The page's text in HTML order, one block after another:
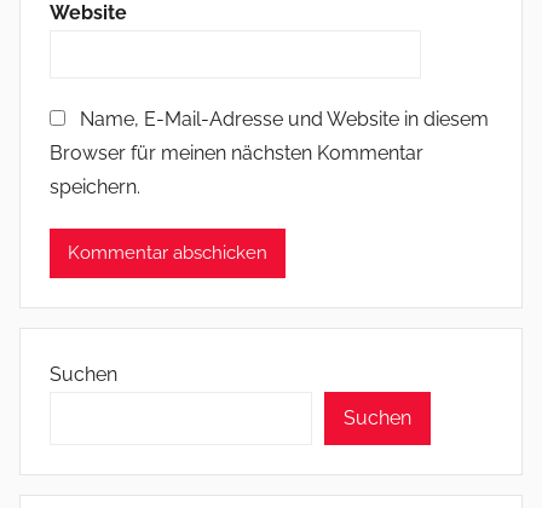
Website
Name, E-Mail-Adresse und Website in diesem
Browser für meinen nächsten Kommentar
speichern.
Suchen
Suchen